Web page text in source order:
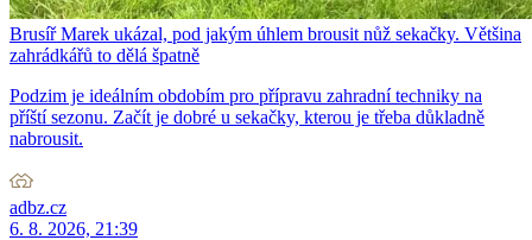
Brusíř Marek ukázal, pod jakým úhlem brousit nůž sekačky. Většina
zahrádkářů to dělá špatně
Podzim je ideálním obdobím pro přípravu zahradní techniky na
příští sezonu. Začít je dobré u sekačky, kterou je třeba důkladně
nabrousit.
adbz.cz
6. 8. 2026, 21:39